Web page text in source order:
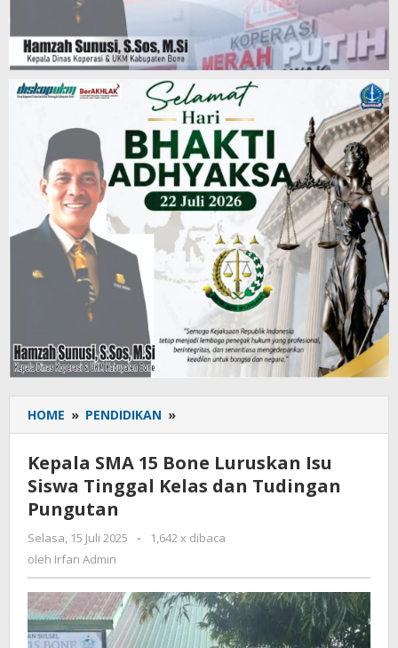
HOME » PENDIDIKAN »
SMA
Bone
Luruskan
Tinggal
dan
Tudingan
Pungutan
Kepala SMA 15 Bone Luruskan Isu
Siswa Tinggal Kelas dan Tudingan
Pungutan
Selasa, 15 Juli 2025
oleh
-
1,642 x dibaca
oleh Irfan Admin